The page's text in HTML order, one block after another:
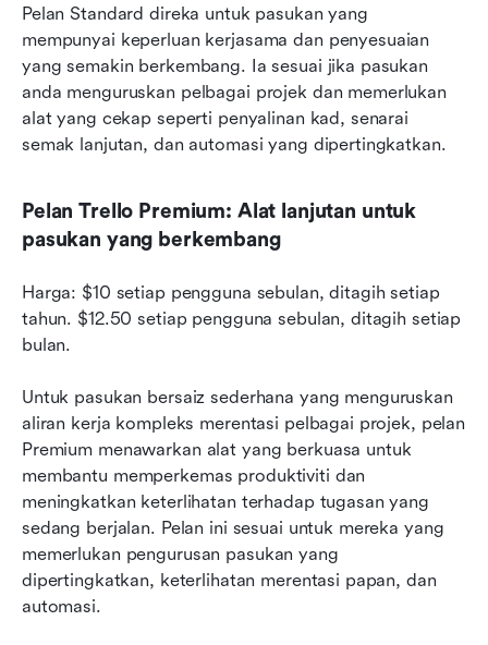
Pelan Standard direka untuk pasukan yang
mempunyai keperluan kerjasama dan penyesuaian
yang semakin berkembang. Ia sesuai jika pasukan
anda menguruskan pelbagai projek dan memerlukan
alat yang cekap seperti penyalinan kad, senarai
semak lanjutan, dan automasi yang dipertingkatkan.
Pelan Trello Premium: Alat lanjutan untuk
pasukan yang berkembang
Harga: $10 setiap pengguna sebulan, ditagih setiap
tahun. $12.50 setiap pengguna sebulan, ditagih setiap
bulan.
Untuk pasukan bersaiz sederhana yang menguruskan
aliran kerja kompleks merentasi pelbagai projek, pelan
Premium menawarkan alat yang berkuasa untuk
membantu memperkemas produktiviti dan
meningkatkan keterlihatan terhadap tugasan yang
sedang berjalan. Pelan ini sesuai untuk mereka yang
memerlukan pengurusan pasukan yang
dipertingkatkan, keterlihatan merentasi papan, dan
automasi.